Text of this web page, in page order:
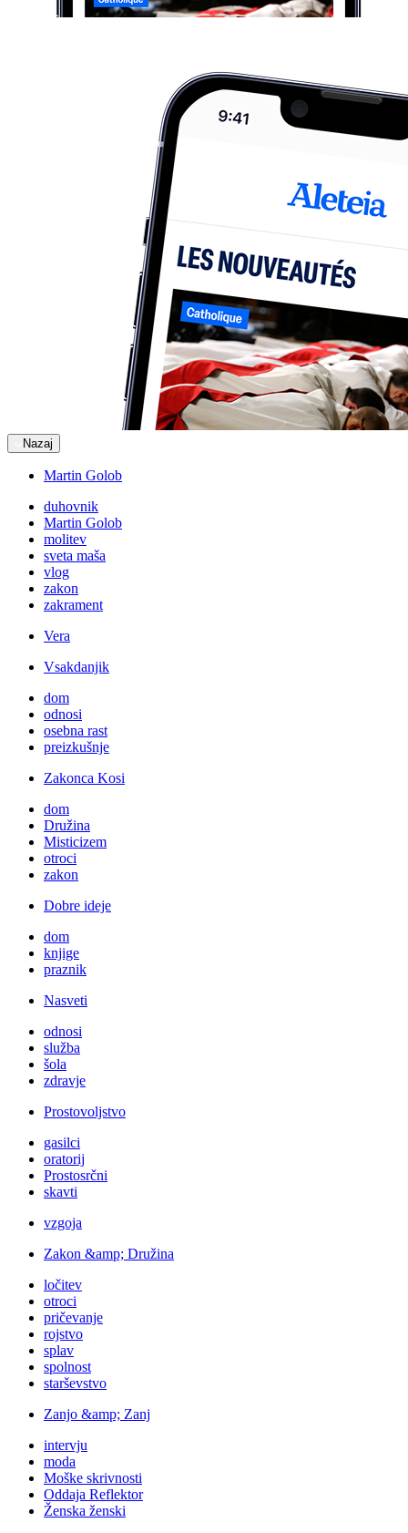
Nazaj
Martin Golob
duhovnik
Martin Golob
molitev
sveta maša
vlog
zakon
zakrament
Vera
Vsakdanjik
dom
odnosi
osebna rast
preizkušnje
Zakonca Kosi
dom
Družina
Misticizem
otroci
zakon
Dobre ideje
dom
knjige
praznik
Nasveti
odnosi
služba
šola
zdravje
Prostovoljstvo
gasilci
oratorij
Prostosrčni
skavti
vzgoja
Zakon &amp; Družina
ločitev
otroci
pričevanje
rojstvo
splav
spolnost
starševstvo
Zanjo &amp; Zanj
intervju
moda
Moške skrivnosti
Oddaja Reflektor
Ženska ženski